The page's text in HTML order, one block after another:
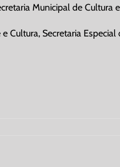
Municipal de Cultura
Cultura, Secretaria